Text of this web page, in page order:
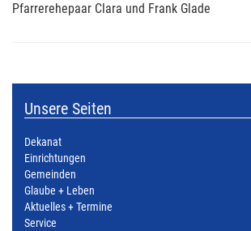
Pfarrerehepaar Clara und Frank Glade
Unsere Seiten
Dekanat
Einrichtungen
Gemeinden
Glaube + Leben
Aktuelles + Termine
Service